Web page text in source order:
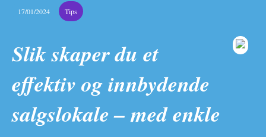
17/01/2024 Tips
Slik skaper du et
effektiv og innbydende
salgslokale – med enkle